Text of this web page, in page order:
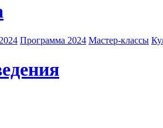
Программа 2024 Мастер-классы